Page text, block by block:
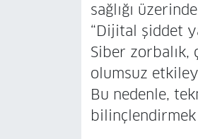
sağlığı
“Dijital şiddet
Siber zorbalık,
olumsuz
Bu nedenle,